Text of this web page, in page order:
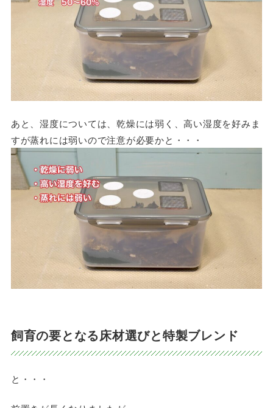
あと、湿度については、乾燥には弱く、高い湿度を好みま
すが蒸れには弱いので注意が必要かと・・・
飼育の要となる床材選びと特製ブレンド
と・・・